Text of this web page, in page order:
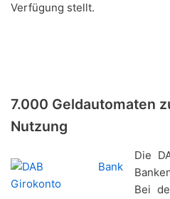
Verfügung stellt.
7.000 Geldautomaten
Nutzung
Die
Bei